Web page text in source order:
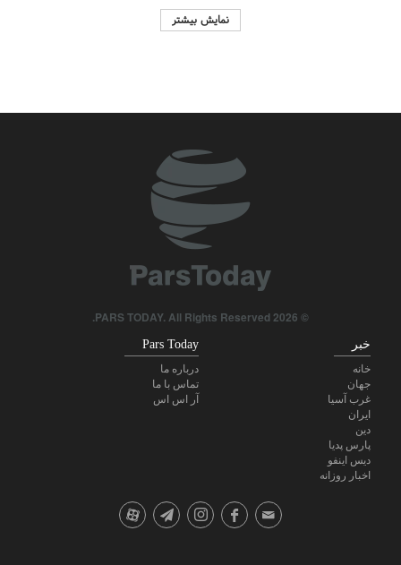
نمایش بیشتر
© 2026 PARS TODAY. All Rights Reserved.
خبر
خانه
جهان
غرب آسیا
ایران
دین
پارس پدیا
دیس اینفو
اخبار روزانه
Pars Today
درباره ما
تماس با ما
آر اس اس